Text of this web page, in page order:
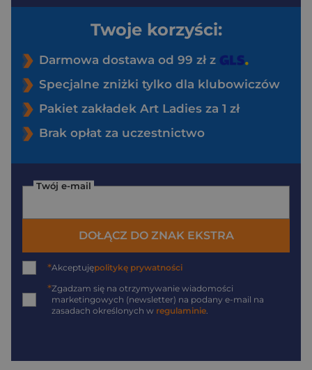
Twoje korzyści:
Darmowa dostawa od 99 zł z
Specjalne zniżki tylko dla klubowiczów
Pakiet zakładek Art Ladies za 1 zł
Brak opłat za uczestnictwo
Twój e-mail
DOŁĄCZ DO ZNAK EKSTRA
*Akceptujępolitykę prywatności
*Zgadzam się na otrzymywanie wiadomości
marketingowych (newsletter) na podany e-mail na
zasadach określonych w regulaminie